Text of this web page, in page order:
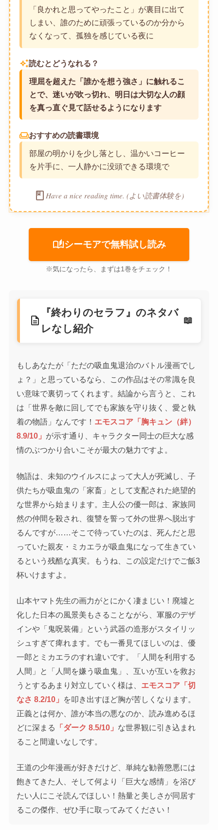
「良かれと思ってやったこと」が裏目に出て
しまい、誰のために頑張っているのか分から
なくなって、孤独を感じている夜に
auto_awesome読むとどうなれる？
理屈を超えた「誰かを想う強さ」に触れるこ
とで、迷いが吹っ切れ、明日は大切な人の顔
を真っ直ぐ見て話せるようになります
weekendおすすめの読書環境
部屋の明かりを少し落とし、温かいコーヒー
を片手に、一人静かに没頭できる環境で
book Have a nice reading time. (よい読書体験を)
auto_storiesシーモアで無料試し読み
※気になったら、まずは1巻をチェック！
description
『終わりのセラフ』のネタバ
レなし紹介
もしあなたが「ただの吸血鬼退治のバトル漫画でし
ょ？」と思っているなら、この作品はその常識を良
い意味で裏切ってくれます。結論から言うと、これ
は「世界を敵に回してでも家族を守り抜く、愛と執
着の物語」なんです！ エモスコア「胸キュン（絆）
8.9/10」 が示す通り、キャラクター同士の巨大な感
情のぶつかり合いこそが最大の魅力ですよ。
物語は、未知のウイルスによって大人が死滅し、子
供たちが吸血鬼の「家畜」として支配された絶望的
な世界から始まります。主人公の優一郎は、家族同
然の仲間を殺され、復讐を誓って外の世界へ脱出す
るんですが……そこで待っていたのは、死んだと思
っていた親友・ミカエラが吸血鬼になって生きてい
るという残酷な真実。もうね、この設定だけでご飯3
杯いけますよ。
山本ヤマト先生の画力がとにかく凄まじい！廃墟と
化した日本の風景美もさることながら、軍服のデザ
インや「鬼呪装備」という武器の造形がスタイリッ
シュすぎて痺れます。でも一番見てほしいのは、優
一郎とミカエラのすれ違いです。「人間を利用する
人間」と「人間を嫌う吸血鬼」、互いが互いを救お
うとするあまり対立していく様は、 エモスコア「切
なさ 8.2/10」
を叩き出すほど胸が苦しくなります。
正義とは何か、誰が本当の悪なのか、読み進めるほ
どに深まる
「ダーク 8.5/10」 な世界観に引き込まれ
ること間違いなしです。
王道の少年漫画が好きだけど、単純な勧善懲悪には
飽きてきた人、そして何より「巨大な感情」を浴び
たい人にこそ読んでほしい！熱量と美しさが同居す
るこの傑作、ぜひ手に取ってみてください！